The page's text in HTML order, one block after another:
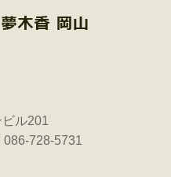
ル201
728-5731